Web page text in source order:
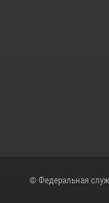
© Федеральная